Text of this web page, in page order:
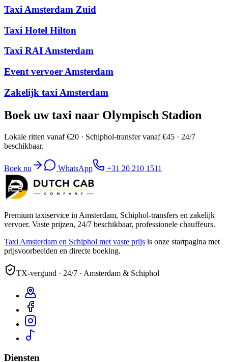
Taxi Amsterdam Zuid
Taxi Hotel Hilton
Taxi RAI Amsterdam
Event vervoer Amsterdam
Zakelijk taxi Amsterdam
Boek uw taxi naar Olympisch Stadion
Lokale ritten vanaf €20 · Schiphol-transfer vanaf €45 · 24/7
beschikbaar.
Boek nu WhatsApp +31 20 210 1511
Premium taxiservice in Amsterdam, Schiphol-transfers en zakelijk
vervoer. Vaste prijzen, 24/7 beschikbaar, professionele chauffeurs.
Taxi Amsterdam en Schiphol met vaste prijs is onze startpagina met
prijsvoorbeelden en directe boeking.
TX-vergund · 24/7 · Amsterdam & Schiphol
Diensten